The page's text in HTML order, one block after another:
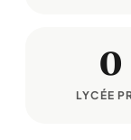
0
LYCÉE